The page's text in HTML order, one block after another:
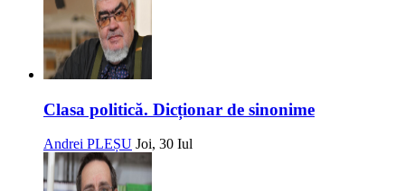
Clasa politică. Dicționar de sinonime
Andrei PLEȘU Joi, 30 Iul